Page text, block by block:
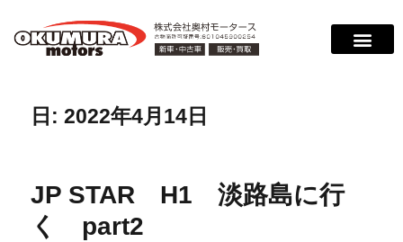
日:2022年4月14日
JP STAR H1 淡路島に行
く part2